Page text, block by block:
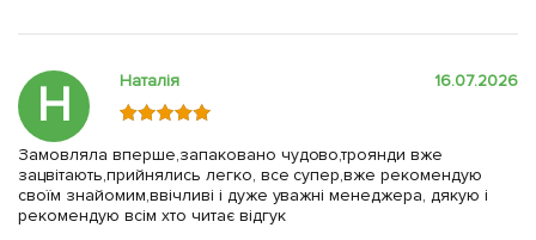
Н Наталія 16.07.2026
Замовляла вперше,запаковано чудово,троянди вже
зацвітають,прийнялись легко, все супер,вже рекомендую
своїм знайомим,ввічливі і дуже уважні менеджера, дякую і
рекомендую всім хто читає відгук